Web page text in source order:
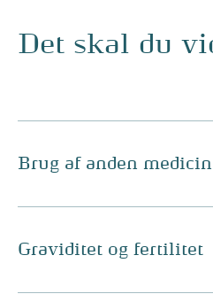
Det skal du
Brug af anden medicin
Graviditet og fertilitet